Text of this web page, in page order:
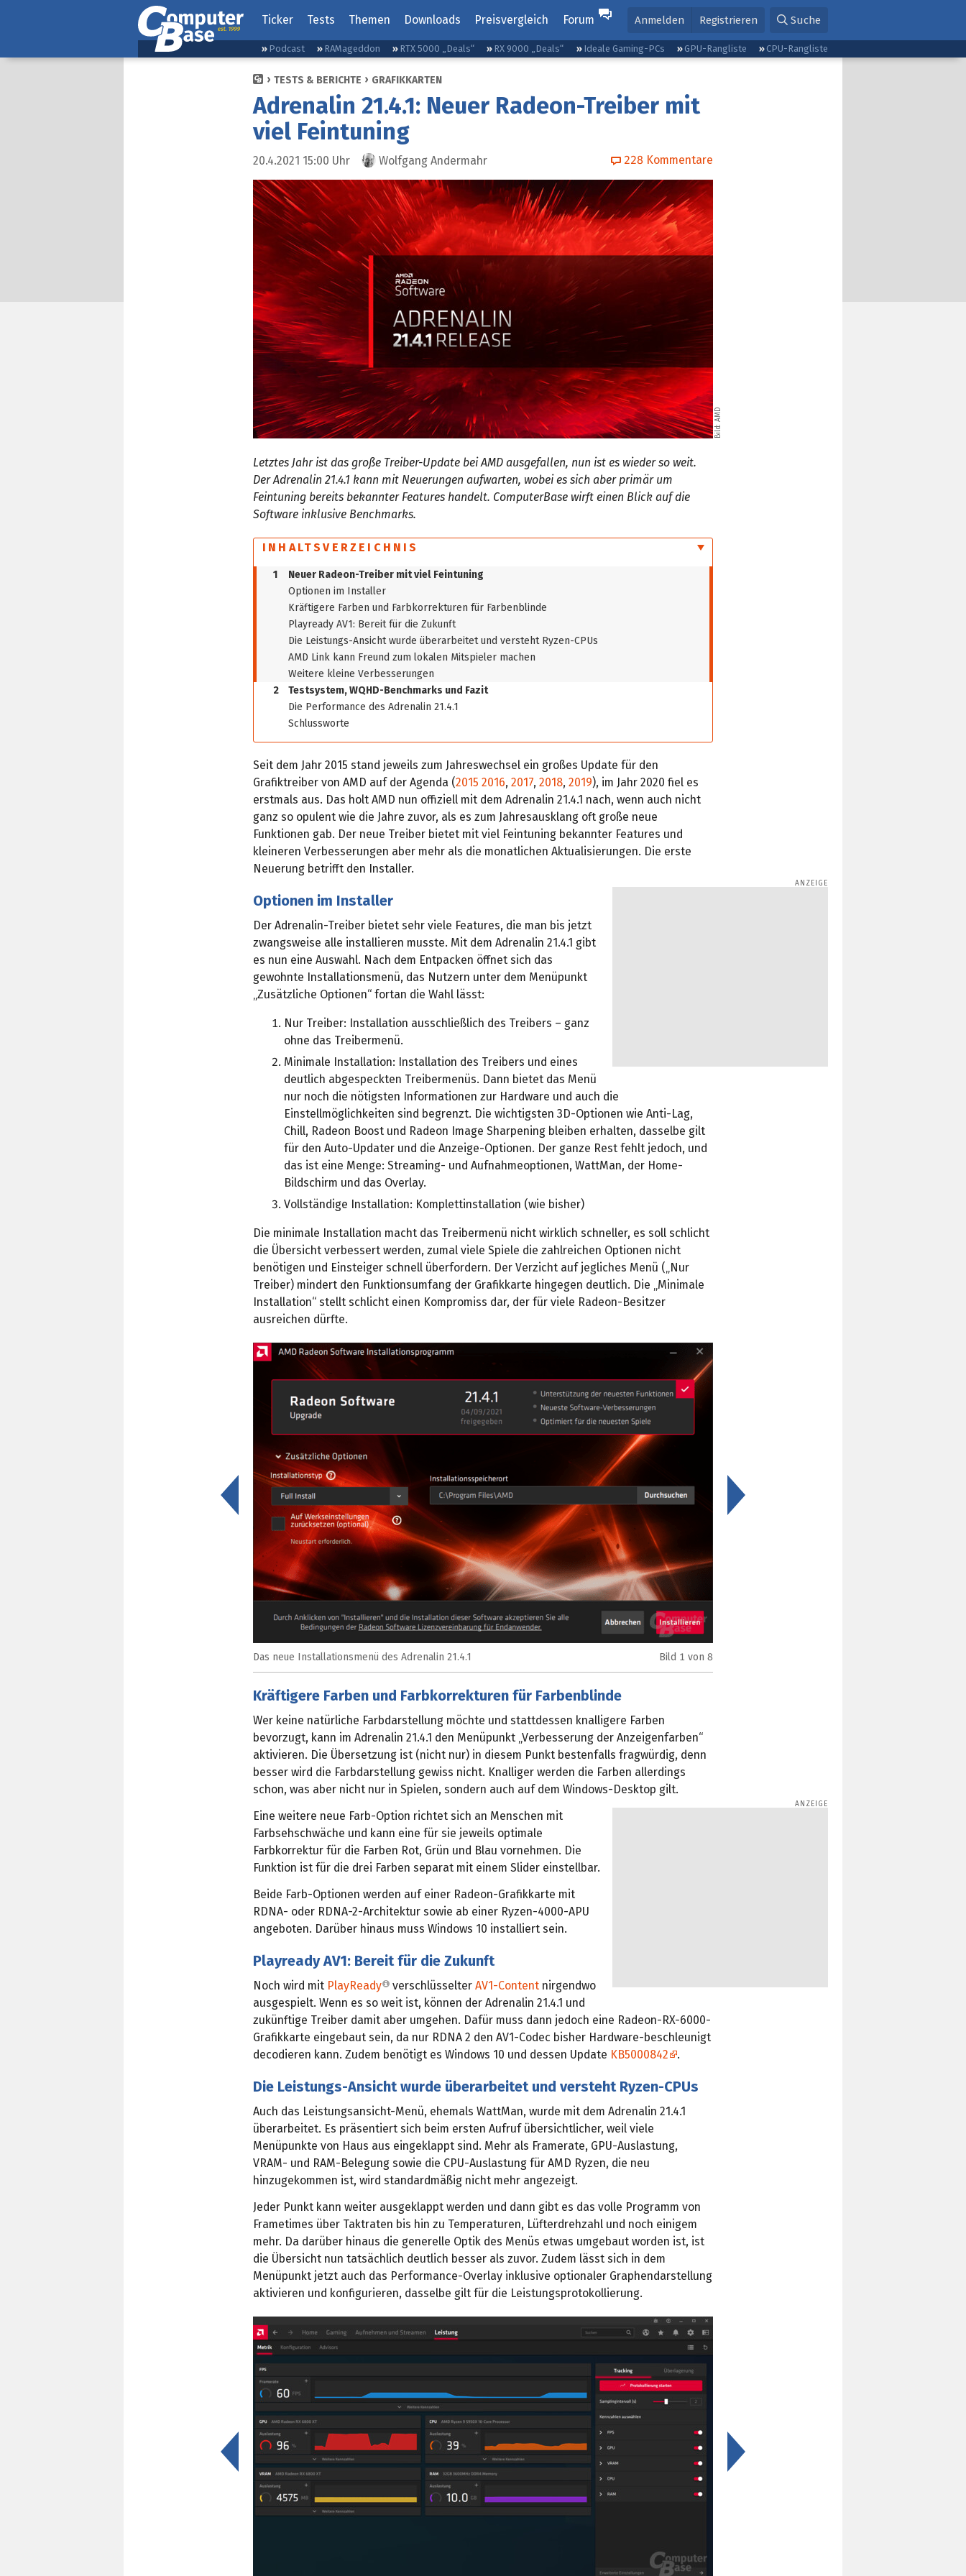
Ticker Tests Themen Downloads Preisvergleich Forum Anmelden Registrieren Suche
Podcast RAMageddon RTX 5000 „Deals“ RX 9000 „Deals“ Ideale Gaming-PCs GPU-Rangliste CPU-Rangliste
TESTS & BERICHTE GRAFIKKARTEN
Adrenalin 21.4.1: Neuer Radeon-Treiber mit
viel Feintuning
20.4.2021 15:00 Uhr Wolfgang Andermahr 228 Kommentare
Bild: AMD
Letztes Jahr ist das große Treiber-Update bei AMD ausgefallen, nun ist es wieder so weit.
Der Adrenalin 21.4.1 kann mit Neuerungen aufwarten, wobei es sich aber primär um
Feintuning bereits bekannter Features handelt. ComputerBase wirft einen Blick auf die
Software inklusive Benchmarks.
INHALTSVERZEICHNIS
1
Neuer Radeon-Treiber mit viel Feintuning
Optionen im Installer
Kräftigere Farben und Farbkorrekturen für Farbenblinde
Playready AV1: Bereit für die Zukunft
Die Leistungs-Ansicht wurde überarbeitet und versteht Ryzen-CPUs
AMD Link kann Freund zum lokalen Mitspieler machen
Weitere kleine Verbesserungen
2
Testsystem, WQHD-Benchmarks und Fazit
Die Performance des Adrenalin 21.4.1
Schlussworte
Seit dem Jahr 2015 stand jeweils zum Jahreswechsel ein großes Update für den
Grafiktreiber von AMD auf der Agenda (2015 2016, 2017, 2018, 2019), im Jahr 2020 fiel es
erstmals aus. Das holt AMD nun offiziell mit dem Adrenalin 21.4.1 nach, wenn auch nicht
ganz so opulent wie die Jahre zuvor, als es zum Jahresausklang oft große neue
Funktionen gab. Der neue Treiber bietet mit viel Feintuning bekannter Features und
kleineren Verbesserungen aber mehr als die monatlichen Aktualisierungen. Die erste
Neuerung betrifft den Installer.
Optionen im Installer
Der Adrenalin-Treiber bietet sehr viele Features, die man bis jetzt
zwangsweise alle installieren musste. Mit dem Adrenalin 21.4.1 gibt
es nun eine Auswahl. Nach dem Entpacken öffnet sich das
gewohnte Installationsmenü, das Nutzern unter dem Menüpunkt
„Zusätzliche Optionen“ fortan die Wahl lässt:
Nur Treiber: Installation ausschließlich des Treibers – ganz
ohne das Treibermenü.
Minimale Installation: Installation des Treibers und eines
deutlich abgespeckten Treibermenüs. Dann bietet das Menü
nur noch die nötigsten Informationen zur Hardware und auch die
Einstellmöglichkeiten sind begrenzt. Die wichtigsten 3D-Optionen wie Anti-Lag,
Chill, Radeon Boost und Radeon Image Sharpening bleiben erhalten, dasselbe gilt
für den Auto-Updater und die Anzeige-Optionen. Der ganze Rest fehlt jedoch, und
das ist eine Menge: Streaming- und Aufnahmeoptionen, WattMan, der Home-
Bildschirm und das Overlay.
Vollständige Installation: Komplettinstallation (wie bisher)
Die minimale Installation macht das Treibermenü nicht wirklich schneller, es soll schlicht
die Übersicht verbessert werden, zumal viele Spiele die zahlreichen Optionen nicht
benötigen und Einsteiger schnell überfordern. Der Verzicht auf jegliches Menü („Nur
Treiber) mindert den Funktionsumfang der Grafikkarte hingegen deutlich. Die „Minimale
Installation“ stellt schlicht einen Kompromiss dar, der für viele Radeon-Besitzer
ausreichen dürfte.
Das neue Installationsmenü des Adrenalin 21.4.1 Bild 1 von 8
<
Kräftigere Farben und Farbkorrekturen für Farbenblinde
Wer keine natürliche Farbdarstellung möchte und stattdessen knalligere Farben
bevorzugt, kann im Adrenalin 21.4.1 den Menüpunkt „Verbesserung der Anzeigenfarben“
aktivieren. Die Übersetzung ist (nicht nur) in diesem Punkt bestenfalls fragwürdig, denn
besser wird die Farbdarstellung gewiss nicht. Knalliger werden die Farben allerdings
schon, was aber nicht nur in Spielen, sondern auch auf dem Windows-Desktop gilt.
Eine weitere neue Farb-Option richtet sich an Menschen mit
Farbsehschwäche und kann eine für sie jeweils optimale
Farbkorrektur für die Farben Rot, Grün und Blau vornehmen. Die
Funktion ist für die drei Farben separat mit einem Slider einstellbar.
Beide Farb-Optionen werden auf einer Radeon-Grafikkarte mit
RDNA- oder RDNA-2-Architektur sowie ab einer Ryzen-4000-APU
angeboten. Darüber hinaus muss Windows 10 installiert sein.
Playready AV1: Bereit für die Zukunft
Noch wird mit PlayReady verschlüsselter AV1-Content nirgendwo
ausgespielt. Wenn es so weit ist, können der Adrenalin 21.4.1 und
zukünftige Treiber damit aber umgehen. Dafür muss dann jedoch eine Radeon-RX-6000-
Grafikkarte eingebaut sein, da nur RDNA 2 den AV1-Codec bisher Hardware-beschleunigt
decodieren kann. Zudem benötigt es Windows 10 und dessen Update KB5000842 .
Die Leistungs-Ansicht wurde überarbeitet und versteht Ryzen-CPUs
Auch das Leistungsansicht-Menü, ehemals WattMan, wurde mit dem Adrenalin 21.4.1
überarbeitet. Es präsentiert sich beim ersten Aufruf übersichtlicher, weil viele
Menüpunkte von Haus aus eingeklappt sind. Mehr als Framerate, GPU-Auslastung,
VRAM- und RAM-Belegung sowie die CPU-Auslastung für AMD Ryzen, die neu
hinzugekommen ist, wird standardmäßig nicht mehr angezeigt.
Jeder Punkt kann weiter ausgeklappt werden und dann gibt es das volle Programm von
Frametimes über Taktraten bis hin zu Temperaturen, Lüfterdrehzahl und noch einigem
mehr. Da darüber hinaus die generelle Optik des Menüs etwas umgebaut worden ist, ist
die Übersicht nun tatsächlich deutlich besser als zuvor. Zudem lässt sich in dem
Menüpunkt jetzt auch das Performance-Overlay inklusive optionaler Graphendarstellung
aktivieren und konfigurieren, dasselbe gilt für die Leistungsprotokollierung.
<